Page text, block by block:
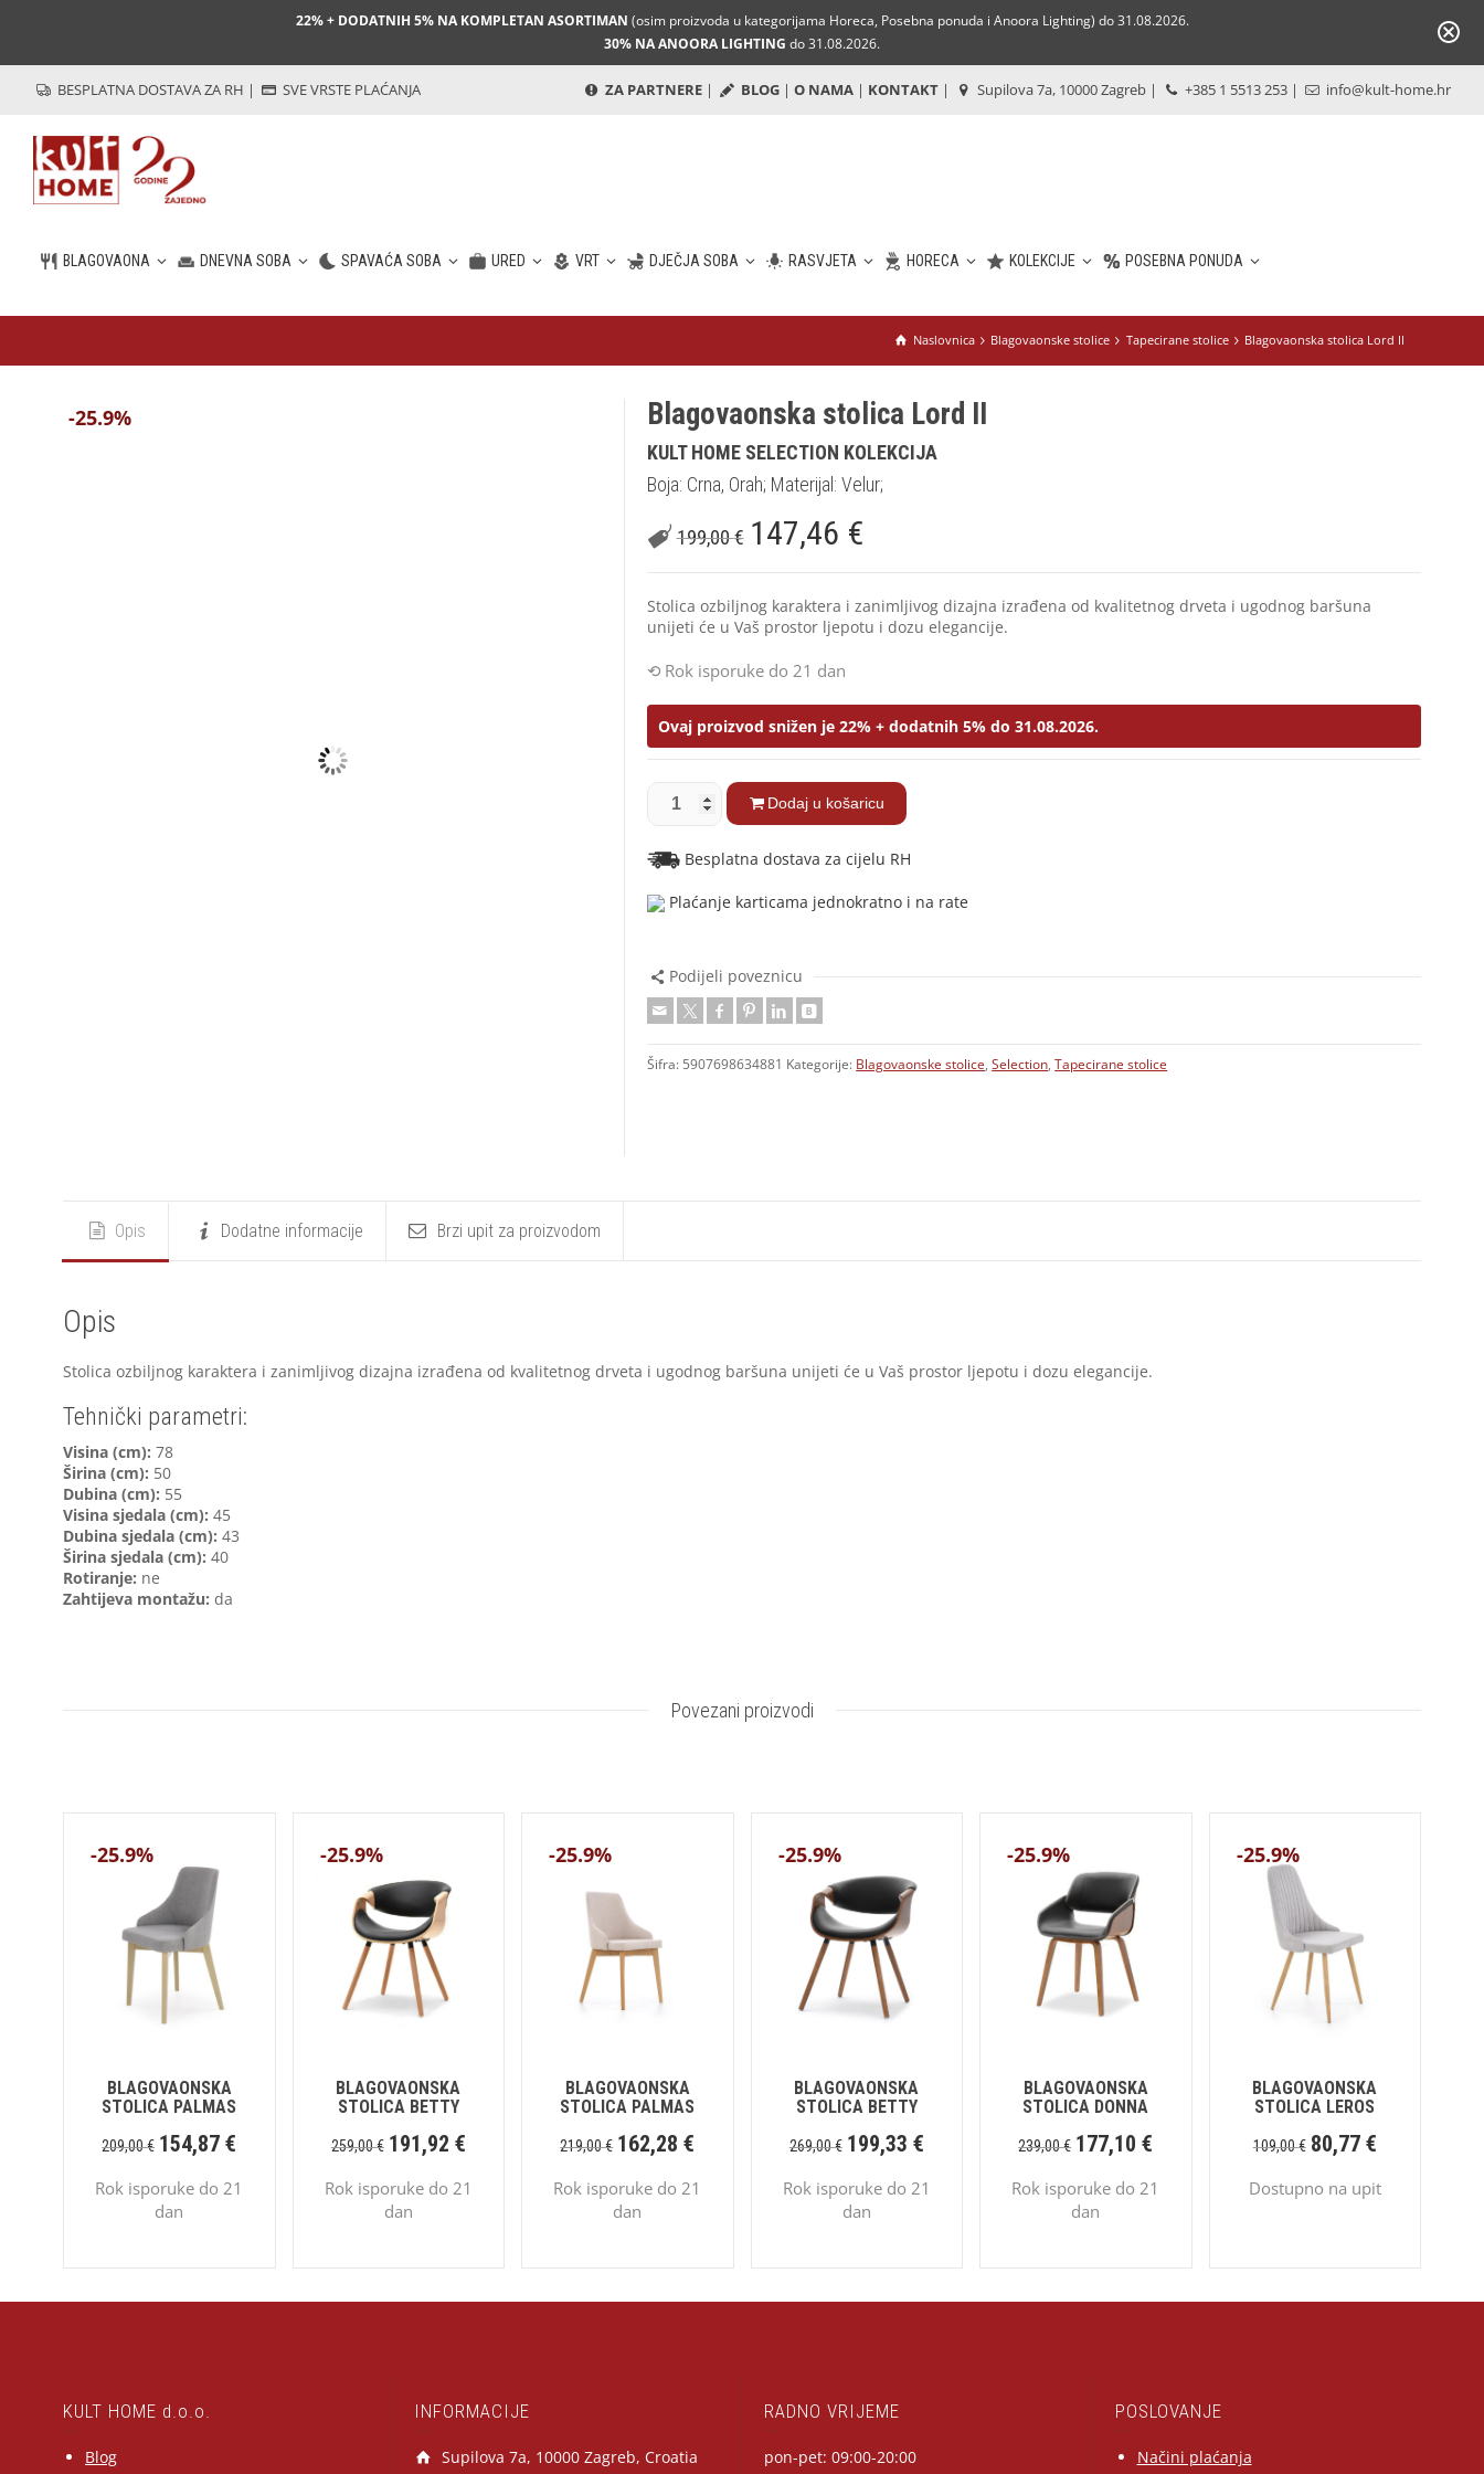
22% + DODATNIH 5% NA KOMPLETAN ASORTIMAN (osim proizvoda u kategorijama Horeca, Posebna ponuda i Anoora Lighting) do 31.08.2026.
30% NA ANOORA LIGHTING do 31.08.2026.
BESPLATNA DOSTAVA ZA RH | SVE VRSTE PLAĆANJA ZA PARTNERE | BLOG | O NAMA | KONTAKT | Supilova 7a, 10000 Zagreb | +385 1 5513 253 | info@kult-home.hr
BLAGOVAONA DNEVNA SOBA SPAVAĆA SOBA URED VRT DJEČJA SOBA RASVJETA HORECA KOLEKCIJE POSEBNA PONUDA
HR
Naslovnica Blagovaonske stolice Tapecirane stolice Blagovaonska stolica Lord II
-25.9% Blagovaonska stolica Lord II
KULT HOME SELECTION KOLEKCIJA
Boja: Crna, Orah; Materijal: Velur;
199,00€ 147,46 €
Stolica ozbiljnog karaktera i zanimljivog dizajna izrađena od kvalitetnog drveta i ugodnog baršuna
unijeti će u Vaš prostor ljepotu i dozu elegancije.
Rok isporuke do 21 dan
Ovaj proizvod snižen je 22% + dodatnih 5% do 31.08.2026.
Dodaj u košaricu
Besplatna dostava za cijelu RH
Plaćanje karticama jednokratno i na rate
Podijeli poveznicu
Šifra: 5907698634881 Kategorije: Blagovaonske stolice,Selection,Tapecirane stolice
Opis Dodatne informacije Brzi upit za proizvodom
Opis
Stolica ozbiljnog karaktera i zanimljivog dizajna izrađena od kvalitetnog drveta i ugodnog baršuna unijeti će u Vaš prostor ljepotu i dozu elegancije.
Tehnički parametri:
Visina (cm): 78
Širina (cm): 50
Dubina (cm): 55
Visina sjedala (cm): 45
Dubina sjedala (cm): 43
Širina sjedala (cm): 40
Rotiranje: ne
Zahtijeva montažu: da
Povezani proizvodi
-25.9%
BLAGOVAONSKA
STOLICA PALMAS
209,00€ 154,87€
Rok isporuke do 21
dan
-25.9%
BLAGOVAONSKA
STOLICA BETTY
259,00€ 191,92 €
Rok isporuke do 21
dan
-25.9%
BLAGOVAONSKA
STOLICA PALMAS
219,00€ 162,28€
Rok isporuke do 21
dan
-25.9%
BLAGOVAONSKA
STOLICA BETTY
269,00€ 199,33 €
Rok isporuke do 21
dan
-25.9%
BLAGOVAONSKA
STOLICA DONNA
239,00€ 177,10€
Rok isporuke do 21
dan
-25.9%
BLAGOVAONSKA
STOLICA LEROS
109,00€ 80,77 €
Dostupno na upit
KULT HOME d.o.o.
Blog
INFORMACIJE
Supilova 7a, 10000 Zagreb, Croatia
RADNO VRIJEME
pon-pet: 09:00-20:00
POSLOVANJE
Načini plaćanja